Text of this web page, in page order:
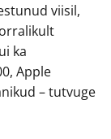
viisil,
ka
Apple
– tutvuge